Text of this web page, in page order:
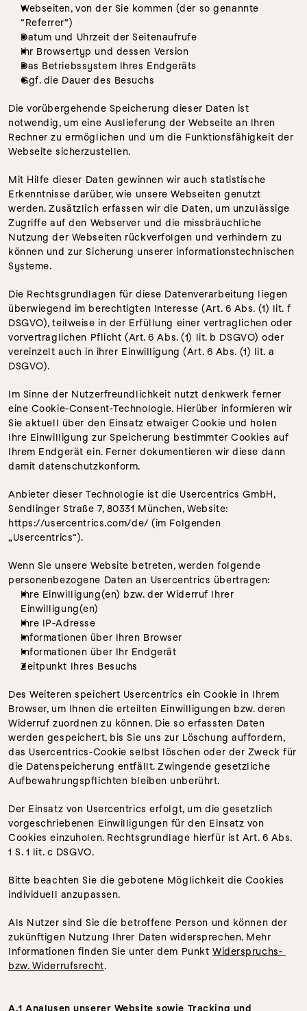
Webseiten, von der Sie kommen (der so genannte
“Referrer”)
Datum und Uhrzeit der Seitenaufrufe
Ihr Browsertyp und dessen Version
Das Betriebssystem Ihres Endgeräts
Ggf. die Dauer des Besuchs
Die vorübergehende Speicherung dieser Daten ist
notwendig, um eine Auslieferung der Webseite an Ihren
Rechner zu ermöglichen und um die Funktionsfähigkeit der
Webseite sicherzustellen.
Mit Hilfe dieser Daten gewinnen wir auch statistische
Erkenntnisse darüber, wie unsere Webseiten genutzt
werden. Zusätzlich erfassen wir die Daten, um unzulässige
Zugriffe auf den Webserver und die missbräuchliche
Nutzung der Webseiten rückverfolgen und verhindern zu
können und zur Sicherung unserer informationstechnischen
Systeme.
Die Rechtsgrundlagen für diese Datenverarbeitung liegen
überwiegend im berechtigten Interesse (Art. 6 Abs. (1) lit. f
DSGVO), teilweise in der Erfüllung einer vertraglichen oder
vorvertraglichen Pflicht (Art. 6 Abs. (1) lit. b DSGVO) oder
vereinzelt auch in ihrer Einwilligung (Art. 6 Abs. (1) lit. a
DSGVO).
Im Sinne der Nutzerfreundlichkeit nutzt denkwerk ferner
eine Cookie-Consent-Technologie. Hierüber informieren wir
Sie aktuell über den Einsatz etwaiger Cookie und holen
Ihre Einwilligung zur Speicherung bestimmter Cookies auf
Ihrem Endgerät ein. Ferner dokumentieren wir diese dann
damit datenschutzkonform.
Anbieter dieser Technologie ist die Usercentrics GmbH,
Sendlinger Straße 7, 80331 München, Website:
https://usercentrics.com/de/ (im Folgenden
„Usercentrics“).
Wenn Sie unsere Website betreten, werden folgende
personenbezogene Daten an Usercentrics übertragen:
Ihre Einwilligung(en) bzw. der Widerruf Ihrer
Einwilligung(en)
Ihre IP-Adresse
Informationen über Ihren Browser
Informationen über Ihr Endgerät
Zeitpunkt Ihres Besuchs
Des Weiteren speichert Usercentrics ein Cookie in Ihrem
Browser, um Ihnen die erteilten Einwilligungen bzw. deren
Widerruf zuordnen zu können. Die so erfassten Daten
werden gespeichert, bis Sie uns zur Löschung auffordern,
das Usercentrics-Cookie selbst löschen oder der Zweck für
die Datenspeicherung entfällt. Zwingende gesetzliche
Aufbewahrungspflichten bleiben unberührt.
Der Einsatz von Usercentrics erfolgt, um die gesetzlich
vorgeschriebenen Einwilligungen für den Einsatz von
Cookies einzuholen. Rechtsgrundlage hierfür ist Art. 6 Abs.
1 S. 1 lit. c DSGVO.
Bitte beachten Sie die gebotene Möglichkeit die Cookies
individuell anzupassen.
Als Nutzer sind Sie die betroffene Person und können der
zukünftigen Nutzung Ihrer Daten widersprechen. Mehr
Informationen finden Sie unter dem Punkt Widerspruchs-
bzw. Widerrufsrecht.
A.1 Analysen unserer Website sowie Tracking und